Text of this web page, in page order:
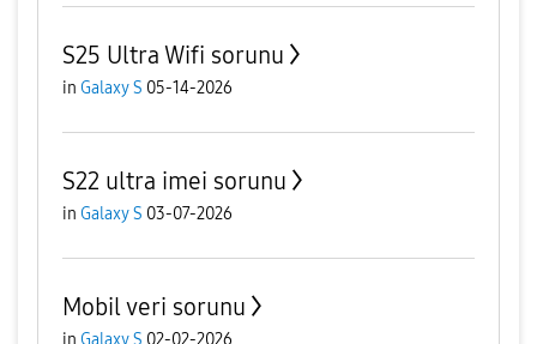
S25 Ultra Wifi sorunu
in Galaxy S 05-14-2026
S22 ultra imei sorunu
in Galaxy S 03-07-2026
Mobil veri sorunu
in Galaxy S 02-02-2026